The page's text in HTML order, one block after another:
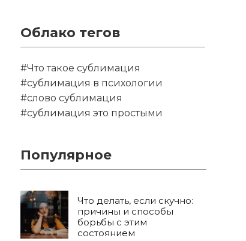
Облако тегов
#Что такое сублимация
#сублимация в психологии
#слово сублимация
#сублимация это простыми
Популярное
Что делать, если скучно:
причины и способы
борьбы с этим
состоянием